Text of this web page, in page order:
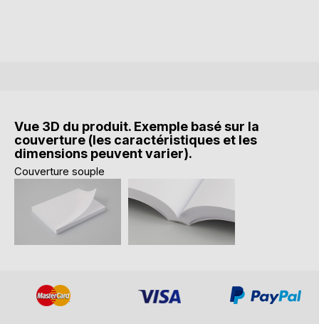
Vue 3D du produit. Exemple basé sur la
couverture (les caractéristiques et les
dimensions peuvent varier).
Couverture souple